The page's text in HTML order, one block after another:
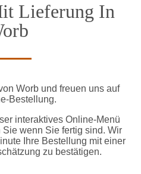
Lieferung In
Worb und freuen uns auf
Bestellung.
interaktives Online-Menü
wenn Sie fertig sind. Wir
Ihre Bestellung mit einer
zu bestätigen.